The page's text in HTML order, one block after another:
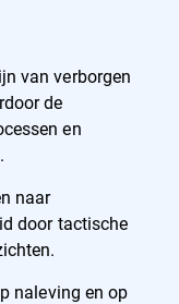
van verborgen
de
en
naar
door tactische
naleving en op